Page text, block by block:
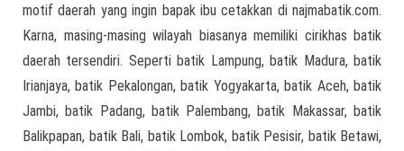
motif daerah yang ingin bapak ibu cetakkan di najmabatik.com.
Karna, masing-masing wilayah biasanya memiliki cirikhas batik
daerah tersendiri. Seperti batik Lampung, batik Madura, batik
Irianjaya, batik Pekalongan, batik Yogyakarta, batik Aceh, batik
Jambi, batik Padang, batik Palembang, batik Makassar, batik
Balikpapan, batik Bali, batik Lombok, batik Pesisir, batik Betawi,